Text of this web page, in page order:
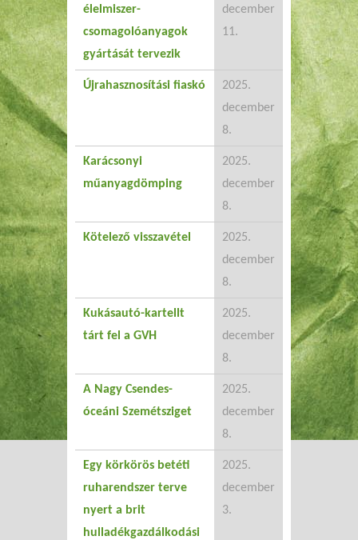
élelmiszer-
csomagolóanyagok
gyártását tervezik
december
11.
Újrahasznosítási fiaskó
2025.
december
8.
Karácsonyi
műanyagdömping
2025.
december
8.
Kötelező visszavétel
2025.
december
8.
Kukásautó-kartellt
tárt fel a GVH
2025.
december
8.
A Nagy Csendes-
óceáni Szemétsziget
2025.
december
8.
Egy körkörös betéti
ruharendszer terve
nyert a brit
hulladékgazdálkodási
2025.
december
3.